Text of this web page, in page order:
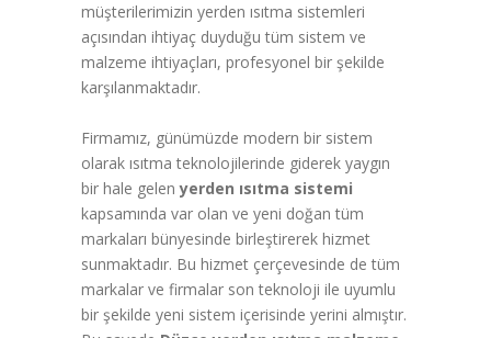
müşterilerimizin yerden ısıtma sistemleri
açısından ihtiyaç duyduğu tüm sistem ve
malzeme ihtiyaçları, profesyonel bir şekilde
karşılanmaktadır.
Firmamız, günümüzde modern bir sistem
olarak ısıtma teknolojilerinde giderek yaygın
bir hale gelenyerden ısıtma sistemi
kapsamında var olan ve yeni doğan tüm
markaları bünyesinde birleştirerek hizmet
sunmaktadır. Bu hizmet çerçevesinde de tüm
markalar ve firmalar son teknoloji ile uyumlu
bir şekilde yeni sistem içerisinde yerini almıştır.